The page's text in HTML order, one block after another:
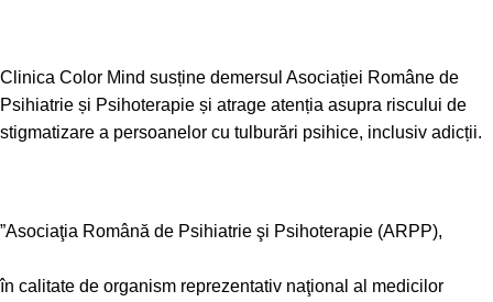
Clinica Color Mind susține demersul Asociației Române de
Psihiatrie și Psihoterapie și atrage atenția asupra riscului de
stigmatizare a persoanelor cu tulburări psihice, inclusiv adicții.
”Asociaţia Română de Psihiatrie şi Psihoterapie (ARPP),
în calitate de organism reprezentativ naţional al medicilor